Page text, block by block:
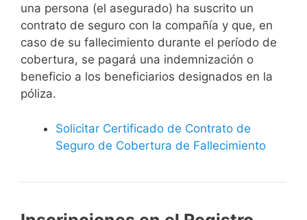
una persona (el asegurado) ha suscrito un
contrato de seguro con la compañía y que, en
caso de su fallecimiento durante el período de
cobertura, se pagará una indemnización o
beneficio a los beneficiarios designados en la
póliza.
Solicitar Certificado de Contrato de
Seguro de Cobertura de Fallecimiento